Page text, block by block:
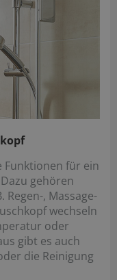
Funktionen für ein
gehören
, Massage-
wechseln
oder
gibt es auch
die Reinigung